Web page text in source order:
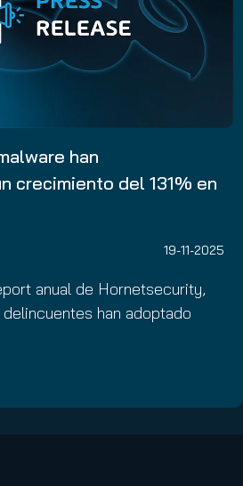
han
crecimiento del 131% en
19-11-2025
anual de Hornetsecurity,
han adoptado